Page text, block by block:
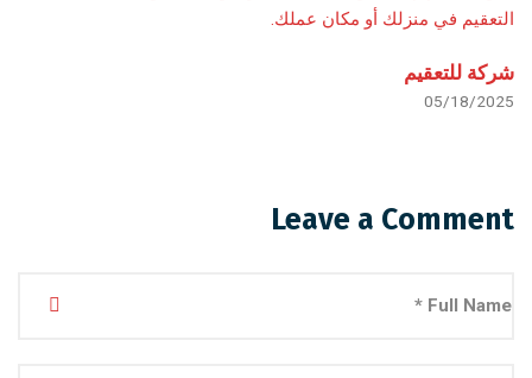
شركة للتعقيم
05/18/2025
Leave a Comment